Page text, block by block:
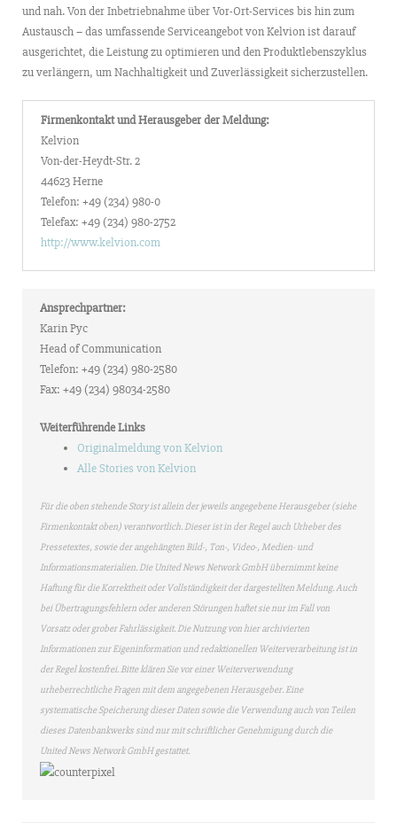
und nah. Von der Inbetriebnahme über Vor-Ort-Services bis hin zum
Austausch – das umfassende Serviceangebot von Kelvion ist darauf
ausgerichtet, die Leistung zu optimieren und den Produktlebenszyklus
zu verlängern, um Nachhaltigkeit und Zuverlässigkeit sicherzustellen.
Firmenkontakt und Herausgeber der Meldung:
Kelvion
Von-der-Heydt-Str. 2
44623 Herne
Telefon: +49 (234) 980-0
Telefax: +49 (234) 980-2752
http://www.kelvion.com
Ansprechpartner:
Karin Pyc
Head of Communication
Telefon: +49 (234) 980-2580
Fax: +49 (234) 98034-2580
Weiterführende Links
Originalmeldung von Kelvion
Alle Stories von Kelvion
Für die oben stehende Story ist allein der jeweils angegebene Herausgeber (siehe
Firmenkontakt oben) verantwortlich. Dieser ist in der Regel auch Urheber des
Pressetextes, sowie der angehängten Bild-, Ton-, Video-, Medien- und
Informationsmaterialien. Die United News Network GmbH übernimmt keine
Haftung für die Korrektheit oder Vollständigkeit der dargestellten Meldung. Auch
bei Übertragungsfehlern oder anderen Störungen haftet sie nur im Fall von
Vorsatz oder grober Fahrlässigkeit. Die Nutzung von hier archivierten
Informationen zur Eigeninformation und redaktionellen Weiterverarbeitung ist in
der Regel kostenfrei. Bitte klären Sie vor einer Weiterverwendung
urheberrechtliche Fragen mit dem angegebenen Herausgeber. Eine
systematische Speicherung dieser Daten sowie die Verwendung auch von Teilen
dieses Datenbankwerks sind nur mit schriftlicher Genehmigung durch die
United News Network GmbH gestattet.